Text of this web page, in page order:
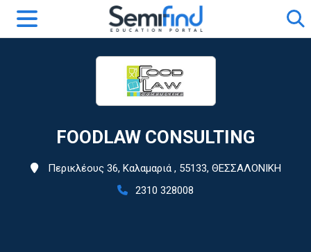
FOODLAW CONSULTING
Περικλέους 36, Καλαμαριά , 55133, ΘΕΣΣΑΛΟΝΙΚΗ
2310 328008